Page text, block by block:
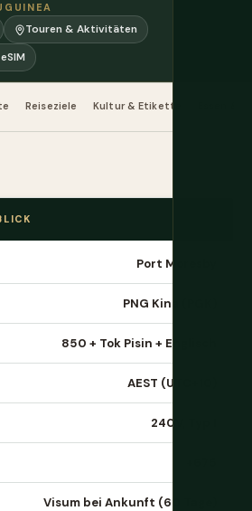
Touren & Aktivitäten
eSIM
Reiseziele Kultur & Etikette
Port Moresby
PNG Kina (PGK)
850 + Tok Pisin + Englisch
AEST (UTC+10)
240V, Typ I
Visum bei Ankunft (60 Tage)